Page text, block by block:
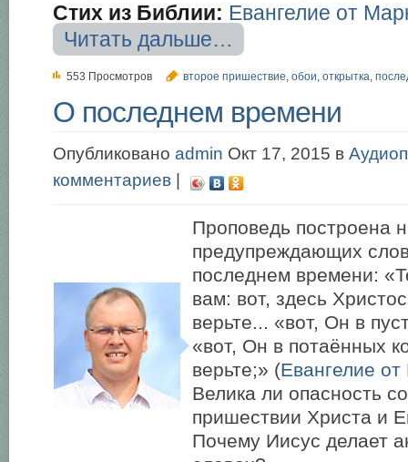
Стих из Библии: Евангелие от
Читать дальше…
553 Просмотров второе пришествие, обои, открытка,
О последнем времени
Опубликовано admin Окт 17, 2015 в
комментариев |
Проповедь построена
предупреждающих
последнем времени:
вам: вот, здесь
верьте... «вот, Он в
«вот, Он в потаённых
верьте;» (Евангелие
Велика ли опасность
пришествии Христа и
Почему Иисус делает